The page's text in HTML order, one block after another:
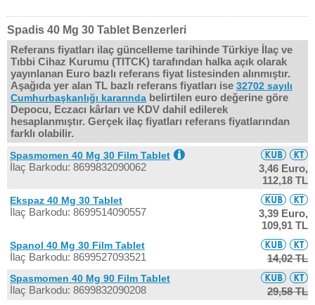
Spadis 40 Mg 30 Tablet Benzerleri
Referans fiyatları ilaç güncelleme tarihinde Türkiye İlaç ve
Tıbbi Cihaz Kurumu (TITCK) tarafından halka açık olarak
yayınlanan Euro bazlı referans fiyat listesinden alınmıştır.
Aşağıda yer alan TL bazlı referans fiyatları ise 32702 sayılı
Cumhurbaşkanlığı kararında belirtilen euro değerine göre
Depocu, Eczacı kârları ve KDV dahil edilerek
hesaplanmıştır. Gerçek ilaç fiyatları referans fiyatlarından
farklı olabilir.
Spasmomen 40 Mg 30 Film Tablet
İlaç Barkodu: 8699832090062
3,46 Euro,
112,18 TL
Ekspaz 40 Mg 30 Tablet
İlaç Barkodu: 8699514090557
3,39 Euro,
109,91 TL
Spanol 40 Mg 30 Film Tablet
İlaç Barkodu: 8699527093521 14,02 TL
Spasmomen 40 Mg 90 Film Tablet
İlaç Barkodu: 8699832090208 29,58 TL